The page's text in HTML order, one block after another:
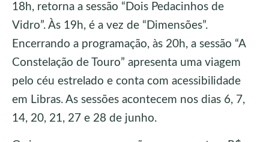
18h, retorna a sessão “Dois Pedacinhos de
Vidro”. Às 19h, é a vez de “Dimensões”.
Encerrando a programação, às 20h, a sessão “A
Constelação de Touro” apresenta uma viagem
pelo céu estrelado e conta com acessibilidade
em Libras. As sessões acontecem nos dias 6, 7,
14, 20, 21, 27 e 28 de junho.